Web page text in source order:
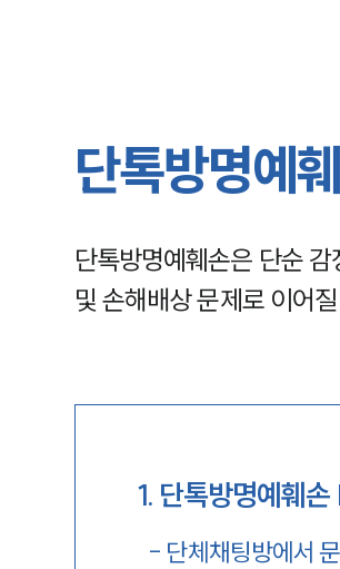
단톡방명예
단톡방명예훼손은 단순
및 손해배상 문제로 이어
1. 단톡방명예훼손
- 단체채팅방에서